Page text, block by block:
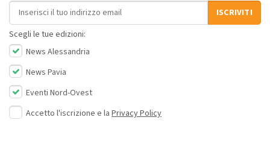
Indirizzo email
ISCRIVITI
Scegli le tue edizioni:
News Alessandria
News Pavia
Eventi Nord-Ovest
Accetto l'iscrizione e la Privacy Policy